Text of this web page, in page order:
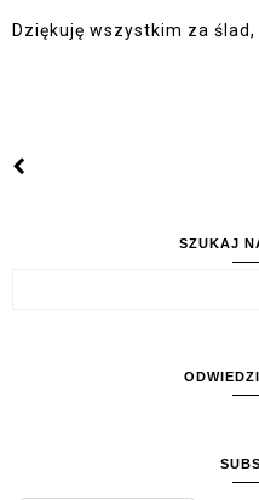
Dziękuję wszystkim za
SZUKAJ